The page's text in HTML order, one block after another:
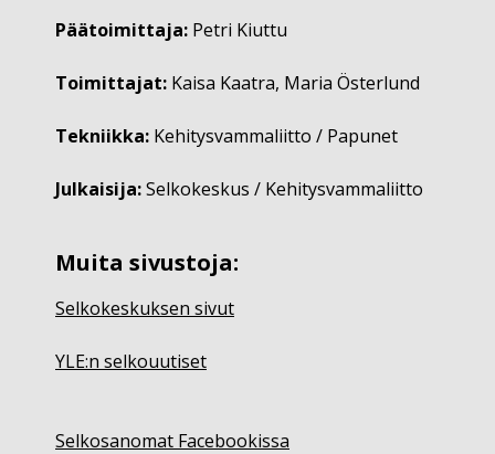
Päätoimittaja: Petri Kiuttu
Toimittajat: Kaisa Kaatra, Maria Österlund
Tekniikka: Kehitysvammaliitto / Papunet
Julkaisija:Selkokeskus / Kehitysvammaliitto
Muita sivustoja:
Selkokeskuksen sivut
YLE:n selkouutiset
Selkosanomat Facebookissa